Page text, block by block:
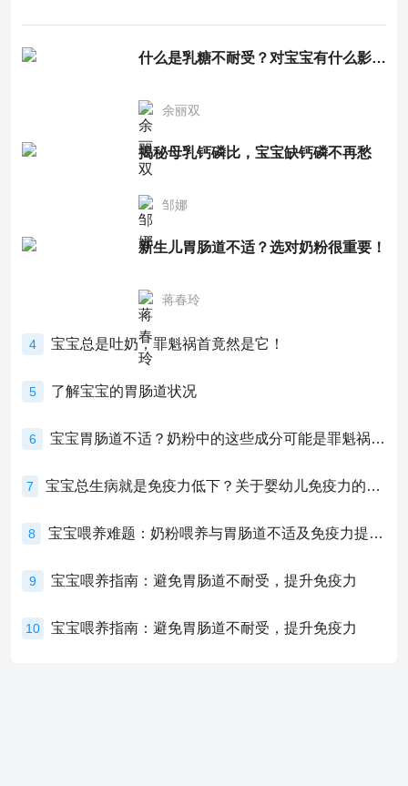
什么是乳糖不耐受？对宝宝有什么影响？
余丽双
揭秘母乳钙磷比，宝宝缺钙磷不再愁
邹娜
新生儿胃肠道不适？选对奶粉很重要！
蒋春玲
4 宝宝总是吐奶，罪魁祸首竟然是它！
5 了解宝宝的胃肠道状况
6 宝宝胃肠道不适？奶粉中的这些成分可能是罪魁祸首！
7 宝宝总生病就是免疫力低下？关于婴幼儿免疫力的真相，家长必须了解！
8 宝宝喂养难题：奶粉喂养与胃肠道不适及免疫力提升的奥秘
9 宝宝喂养指南：避免胃肠道不耐受，提升免疫力
10 宝宝喂养指南：避免胃肠道不耐受，提升免疫力